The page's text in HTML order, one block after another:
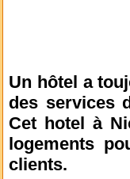
Un hôtel a
des services
Cet hotel à
logements
clients.